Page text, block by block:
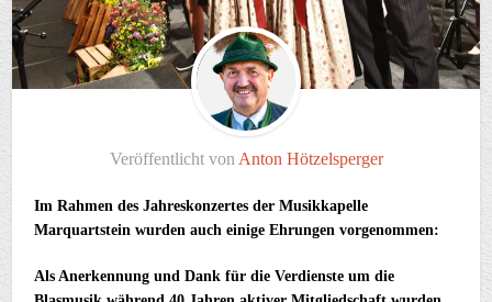
Veröffentlicht von Anton Hötzelsperger
Im Rahmen des Jahreskonzertes der Musikkapelle
Marquartstein wurden auch einige Ehrungen vorgenommen:
Als Anerkennung und Dank für die Verdienste um die